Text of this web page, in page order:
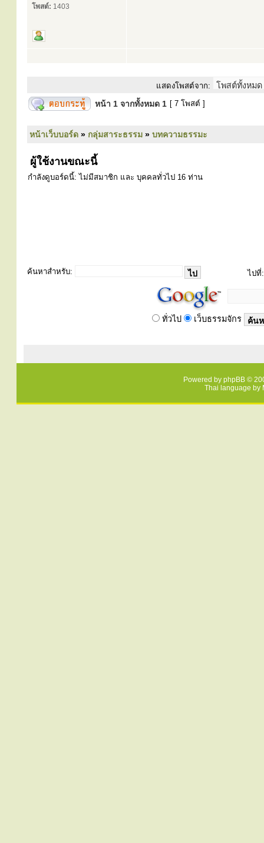
โพสต์: 1403
แสดงโพสต์จาก:
หน้า 1 จากทั้งหมด 1 [ 7 โพสต์ ]
หน้าเว็บบอร์ด » กลุ่มสาระธรรม » บทความธรรมะ
ผู้ใช้งานขณะนี้
กำลังดูบอร์ดนี้: ไม่มีสมาชิก และ บุคคลทั่วไป 16 ท่าน
ค้นหาสำหรับ: ไปที่:
ทั่วไป เว็บธรรมจักร
Powered by phpBB ©
Thai language by